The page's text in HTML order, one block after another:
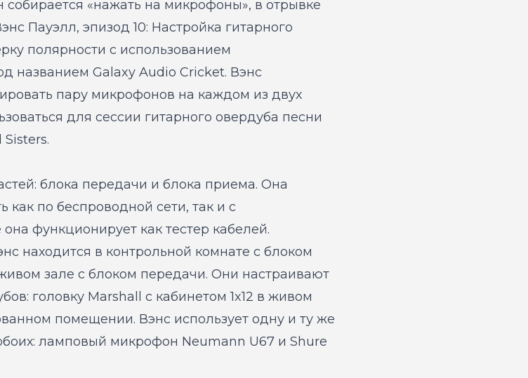
собирается «нажать на микрофоны», в отрывке
Пауэлл, эпизод 10: Настройка гитарного
полярности с использованием
названием Galaxy Audio Cricket. Вэнс
пару микрофонов на каждом из двух
для сессии гитарного овердуба песни
блока передачи и блока приема. Она
как по беспроводной сети, так и с
функционирует как тестер кабелей.
находится в контрольной комнате с блоком
зале с блоком передачи. Они настраивают
головку Marshall с кабинетом 1x12 в живом
помещении. Вэнс использует одну и ту же
ламповый микрофон Neumann U67 и Shure